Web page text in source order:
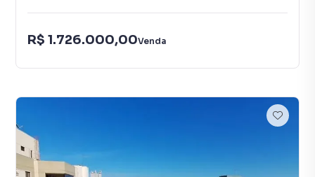
R$ 1.726.000,00Venda